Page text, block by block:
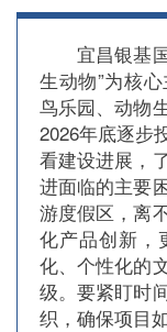
宜昌银基
生动物”为核
鸟乐园、动物
2026年底逐步
看建设进展，
进面临的主要
游度假区，离
化产品创新，
化、个性化的
级。要紧盯时
织，确保项目